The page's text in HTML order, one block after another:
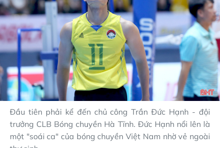
Đầu tiên phải kể đến chủ công Trần Đức Hạnh - đội
trưởng CLB Bóng chuyền Hà Tĩnh. Đức Hạnh nổi lên là
một "soái ca" của bóng chuyền Việt Nam nhờ vẻ ngoài